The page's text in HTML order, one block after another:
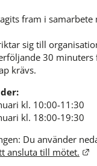
fram i
sig till
30 minuters
krävs.
kl. 10:00-11:30
kl. 18:00-19:30
ansluta till mötet.